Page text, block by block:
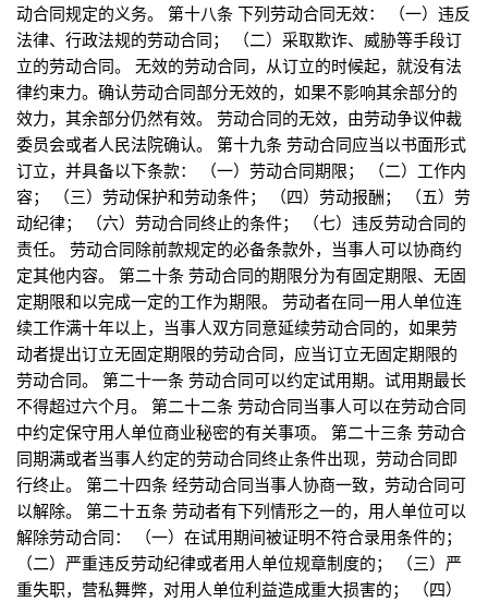
动合同规定的义务。 第十八条 下列劳动合同无效： （一）违反
法律、行政法规的劳动合同； （二）采取欺诈、威胁等手段订
立的劳动合同。 无效的劳动合同，从订立的时候起，就没有法
律约束力。确认劳动合同部分无效的，如果不影响其余部分的
效力，其余部分仍然有效。 劳动合同的无效，由劳动争议仲裁
委员会或者人民法院确认。 第十九条 劳动合同应当以书面形式
订立，并具备以下条款： （一）劳动合同期限； （二）工作内
容； （三）劳动保护和劳动条件； （四）劳动报酬； （五）劳
动纪律； （六）劳动合同终止的条件； （七）违反劳动合同的
责任。 劳动合同除前款规定的必备条款外，当事人可以协商约
定其他内容。 第二十条 劳动合同的期限分为有固定期限、无固
定期限和以完成一定的工作为期限。 劳动者在同一用人单位连
续工作满十年以上，当事人双方同意延续劳动合同的，如果劳
动者提出订立无固定期限的劳动合同，应当订立无固定期限的
劳动合同。 第二十一条 劳动合同可以约定试用期。试用期最长
不得超过六个月。 第二十二条 劳动合同当事人可以在劳动合同
中约定保守用人单位商业秘密的有关事项。 第二十三条 劳动合
同期满或者当事人约定的劳动合同终止条件出现，劳动合同即
行终止。 第二十四条 经劳动合同当事人协商一致，劳动合同可
以解除。 第二十五条 劳动者有下列情形之一的，用人单位可以
解除劳动合同： （一）在试用期间被证明不符合录用条件的；
（二）严重违反劳动纪律或者用人单位规章制度的； （三）严
重失职，营私舞弊，对用人单位利益造成重大损害的； （四）